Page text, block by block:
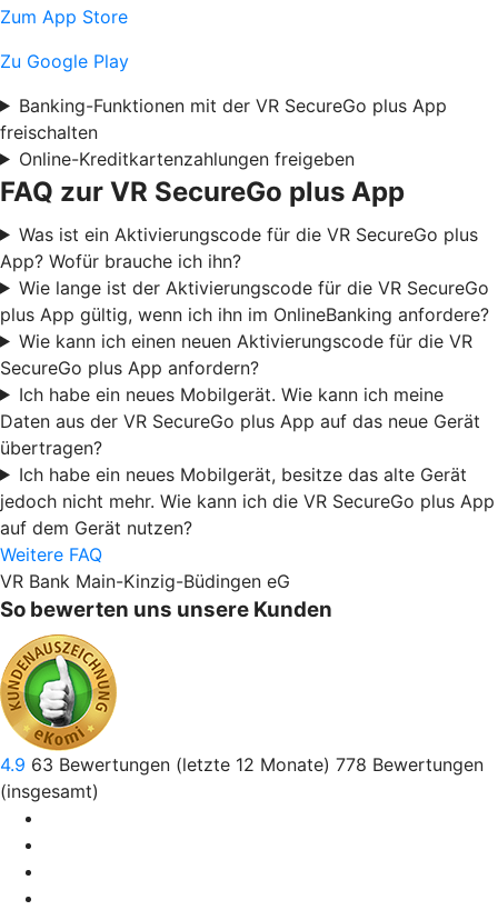
Zum App Store
Zu Google Play
Banking-Funktionen mit der VR SecureGo plus App
freischalten
Online-Kreditkartenzahlungen freigeben
FAQ zur VR SecureGo plus App
Was ist ein Aktivierungscode für die VR SecureGo plus
App? Wofür brauche ich ihn?
Wie lange ist der Aktivierungscode für die VR SecureGo
plus App gültig, wenn ich ihn im OnlineBanking anfordere?
Wie kann ich einen neuen Aktivierungscode für die VR
SecureGo plus App anfordern?
Ich habe ein neues Mobilgerät. Wie kann ich meine
Daten aus der VR SecureGo plus App auf das neue Gerät
übertragen?
Ich habe ein neues Mobilgerät, besitze das alte Gerät
jedoch nicht mehr. Wie kann ich die VR SecureGo plus App
auf dem Gerät nutzen?
Weitere FAQ
VR Bank Main-Kinzig-Büdingen eG
So bewerten uns unsere Kunden
4.9 63 Bewertungen (letzte 12 Monate) 778 Bewertungen
(insgesamt)